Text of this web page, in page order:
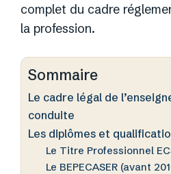
complet du cadre
la profession.
Sommaire
Le cadre légal de
conduite
Les diplômes et
Le Titre Professionnel
Le BEPECASER (avant